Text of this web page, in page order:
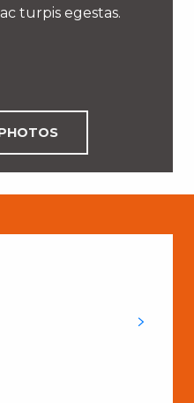
turpis egestas.